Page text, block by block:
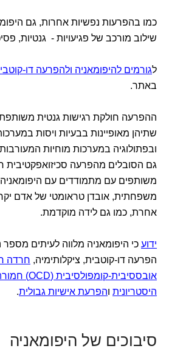
כמו בהפרעות נפשיות אחרות, גם
שילוב מורכב של פגיעויות - גנטיות,
לגורמים להיפומאניה ולהפרעה דו-
באתר.
ההפרעה חולקת רגישות גנטית משותפת
שתיהן מאופיינות בבעיות ויסות
ובפתולוגיה במערכות מוחיות
גם הסובלים מהפרעה סכיזואפקטיבית
משותפים עם מתמודדים עם היפומאניה,
משפחתית, אובדן טראומטי של אדם
אחרת, כמו גם לידה מוקדמת.
ידוע כי היפומאניה מלווה לעיתים
הפרעה דו-קוטבית, ציקלותימיה, חרדה
אובססיבית-קומפולסיבית (OCD) חמורה
היסטריונית והפרעת אישיות גבולית.
סיבוכים של היפומאניה